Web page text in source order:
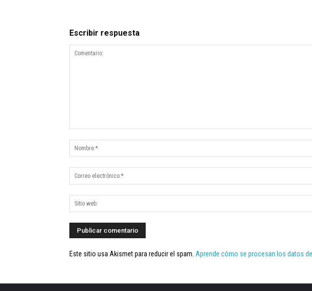
Escribir respuesta
Este sitio usa Akismet para reducir el spam. Aprende cómo se procesan los datos